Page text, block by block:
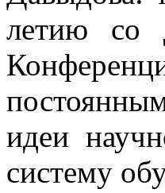
летию со
идеи
систему